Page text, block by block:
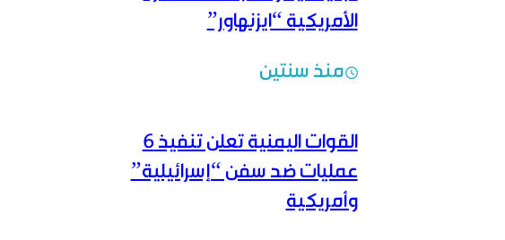
الأمريكية “ايزنهاور”
منذ سنتين
القوات اليمنية تعلن تنفيذ 6
عمليات ضد سفن “إسرائيلية”
وأمريكية